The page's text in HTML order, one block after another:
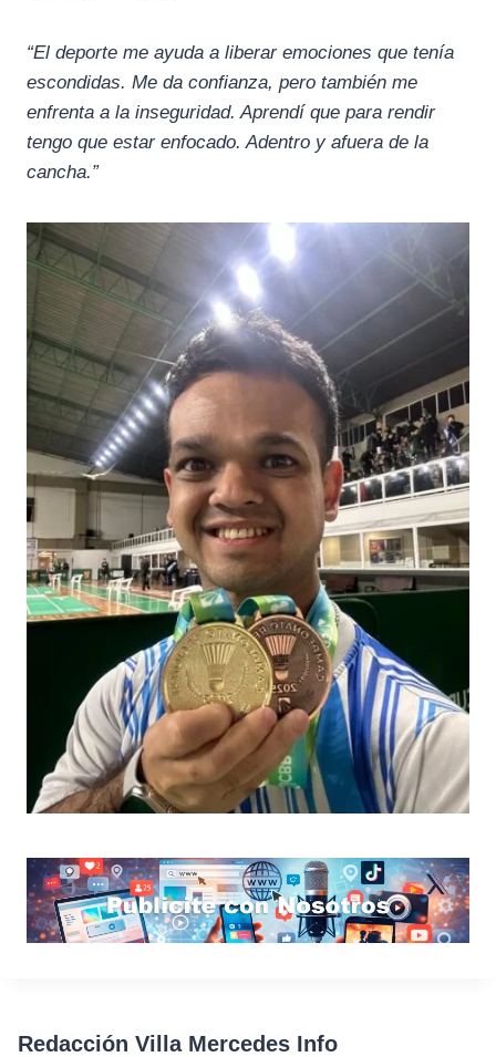
“El deporte me ayuda a liberar emociones que tenía
escondidas. Me da confianza, pero también me
enfrenta a la inseguridad. Aprendí que para rendir
tengo que estar enfocado. Adentro y afuera de la
cancha.”
Redacción Villa Mercedes Info